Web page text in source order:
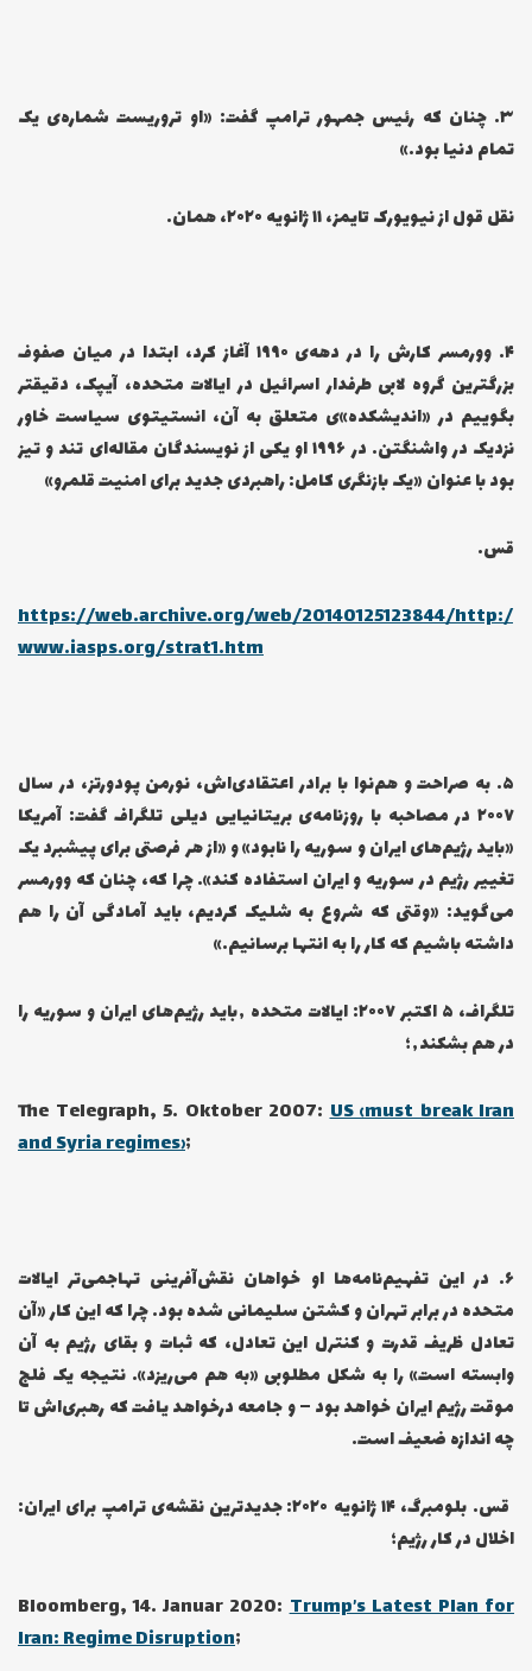
۳… چنان که رئیس جمهور ترامپ گفت: «او تروریست شماره‌ی یک
تمام دنیا بود.»
نقل قول از نیویورک تایمز، ۱۱ ژانویه ۲۰۲۰، همان.
۴… وورمسر کارش را در دهه‌ی ۱۹۹۰ آغاز کرد، ابتدا در میان صفوف
بزرگترین گروه لابی طرفدار اسرائیل در ایالات متحده، آیپک، دقیقتر
بگوییم در «اندیشکده»ی متعلق به آن، انستیتوی سیاست خاور
نزدیک در واشنگتن. در ۱۹۹۶ او یکی از نویسندگان مقاله‌ای تند و تیز
بود با عنوان «یک بازنگری کامل: راهبردی جدید برای امنیت قلمرو»
قس.
https://web.archive.org/web/20140125123844/http:/
www.iasps.org/strat1.htm
۵… به صراحت و هم‌نوا با برادر اعتقادی‌اش، نورمن پودورتز، در سال
۲۰۰۷ در مصاحبه با روزنامه‌ی بریتانیایی دیلی تلگراف گفت: آمریکا
«باید رژیم‌های ایران و سوریه را نابود» و «از هر فرصتی برای پیشبرد یک
تغییر رژیم در سوریه و ایران استفاده کند». چرا که، چنان که وورمسر
می‌گوید: «وقتی که شروع به شلیک کردیم، باید آمادگی آن را هم
داشته باشیم که کار را به انتها برسانیم.»
تلگراف، ۵ اکتبر ۲۰۰۷: ایالات متحده ٬باید رژیم‌های ایران و سوریه را
در هم بشکند٬؛
The Telegraph, 5. Oktober 2007:US ‹must break Iran
and Syria regimes›;
۶… در این تفهیم‌نامه‌ها او خواهان نقش‌آفرینی تهاجمی‌تر ایالات
متحده در برابر تهران و کشتن سلیمانی شده بود. چرا که این کار «آن
تعادل ظریف قدرت و کنترل این تعادل، که ثبات و بقای رژیم به آن
وابسته است» را به شکل مطلوبی «به هم می‌ریزد». نتیجه یک فلج
موقت رژیم ایران خواهد بود – و جامعه درخواهد یافت که رهبری‌اش تا
چه اندازه ضعیف است.
قس. بلومبرگ، ۱۴ ژانویه ۲۰۲۰: جدیدترین نقشه‌ی ترامپ برای ایران:
اخلال در کار رژیم؛
Bloomberg, 14. Januar 2020:Trump’s Latest Plan for
Iran: Regime Disruption;